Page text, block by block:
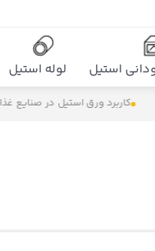
استیل لوله استیل
کاربرد ورق استیل در صنایع